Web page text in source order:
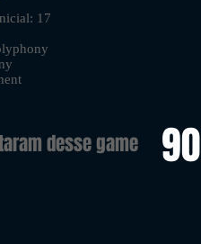
17
desse game 90